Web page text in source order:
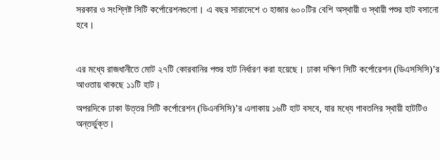
সরকার ও সংশ্লিষ্ট সিটি কর্পোরেশনগুলো। এ বছর সারাদেশে ৩ হাজার ৬০০টির বেশি অস্থায়ী ও স্থায়ী পশুর হাট বসানো
হবে।
এর মধ্যে রাজধানীতে মোট ২৭টি কোরবানির পশুর হাট নির্ধারণ করা হয়েছে। ঢাকা দক্ষিণ সিটি কর্পোরেশন (ডিএসসিসি)’র
আওতায় থাকছে ১১টি হাট।
অপরদিকে ঢাকা উত্তর সিটি কর্পোরেশন (ডিএনসিসি)’র এলাকায় ১৬টি হাট বসবে, যার মধ্যে গাবতলির স্থায়ী হাটটিও
অন্তর্ভুক্ত।